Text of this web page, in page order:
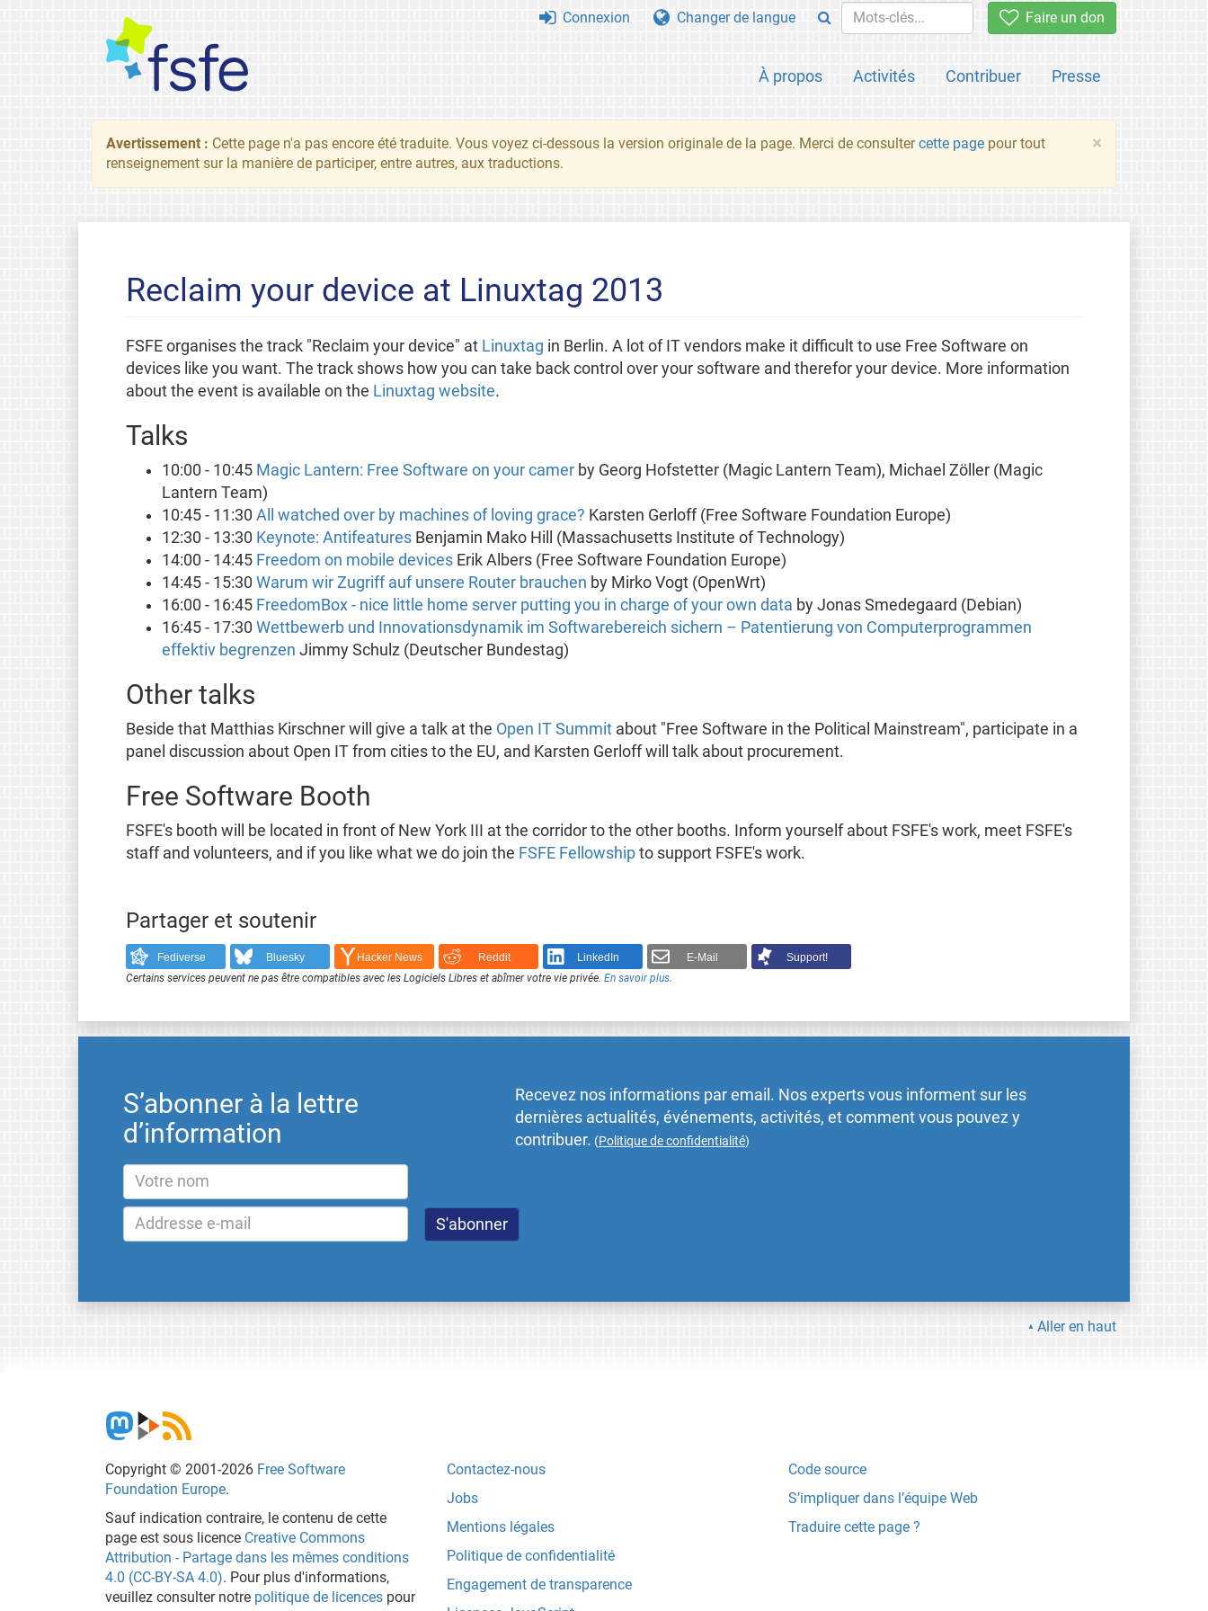
Faire un don
À propos Activités Contribuer Presse
Connexion Changer de langue
×
Avertissement : Cette page n'a pas encore été traduite. Vous voyez ci-dessous la version originale de la page. Merci de consultercette page pour tout
renseignement sur la manière de participer, entre autres, aux traductions.
Reclaim your device at Linuxtag 2013
FSFE organises the track "Reclaim your device" at Linuxtag in Berlin. A lot of IT vendors make it difficult to use Free Software on
devices like you want. The track shows how you can take back control over your software and therefor your device. More information
about the event is available on the Linuxtag website.
Talks
10:00 - 10:45 Magic Lantern: Free Software on your camerby Georg Hofstetter (Magic Lantern Team), Michael Zöller (Magic
Lantern Team)
10:45 - 11:30 All watched over by machines of loving grace? Karsten Gerloff (Free Software Foundation Europe)
12:30 - 13:30 Keynote: AntifeaturesBenjamin Mako Hill (Massachusetts Institute of Technology)
14:00 - 14:45 Freedom on mobile devicesErik Albers (Free Software Foundation Europe)
14:45 - 15:30 Warum wir Zugriff auf unsere Router brauchen by Mirko Vogt (OpenWrt)
16:00 - 16:45 FreedomBox - nice little home server putting you in charge of your own data by Jonas Smedegaard (Debian)
16:45 - 17:30 Wettbewerb und Innovationsdynamik im Softwarebereich sichern – Patentierung von Computerprogrammen
effektiv begrenzen Jimmy Schulz (Deutscher Bundestag)
Other talks
Beside that Matthias Kirschner will give a talk at the Open IT Summitabout "Free Software in the Political Mainstream", participate in a
panel discussion about Open IT from cities to the EU, and Karsten Gerloff will talk about procurement.
Free Software Booth
FSFE's booth will be located in front of New York III at the corridor to the other booths. Inform yourself about FSFE's work, meet FSFE's
staff and volunteers, and if you like what we do join the FSFE Fellowshipto support FSFE's work.
Partager et soutenir
Fediverse Bluesky Hacker News Reddit LinkedIn E-Mail
Support!
Certains services peuvent ne pas être compatibles avec les Logiciels Libres et abîmer votre vie privée. En savoir plus.
S’abonner à la lettre
d’information
Recevez nos informations par email. Nos experts vous informent sur les
dernières actualités, événements, activités, et comment vous pouvez y
contribuer. (Politique de confidentialité)
Aller en haut
Copyright © 2001-2026 Free Software
Foundation Europe.
Sauf indication contraire, le contenu de cette
page est sous licence Creative Commons
Attribution - Partage dans les mêmes conditions
4.0 (CC-BY-SA 4.0). Pour plus d'informations,
veuillez consulter notre politique de licences pour
Contactez-nous
Jobs
Mentions légales
Politique de confidentialité
Engagement de transparence
Code source
S’impliquer dans l’équipe Web
Traduire cette page ?